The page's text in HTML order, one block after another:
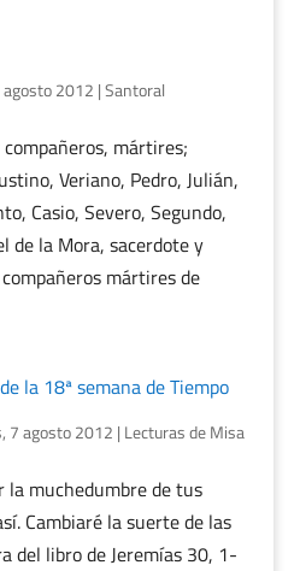
2012 |Santoral
mártires;
Veriano, Pedro, Julián,
Casio, Severo, Segundo,
de la Mora, sacerdote y
mártires de
la 18ª semana de Tiempo
7 agosto 2012 | Lecturas de Misa
la muchedumbre de tus
Cambiaré la suerte de las
del libro de Jeremías 30, 1-